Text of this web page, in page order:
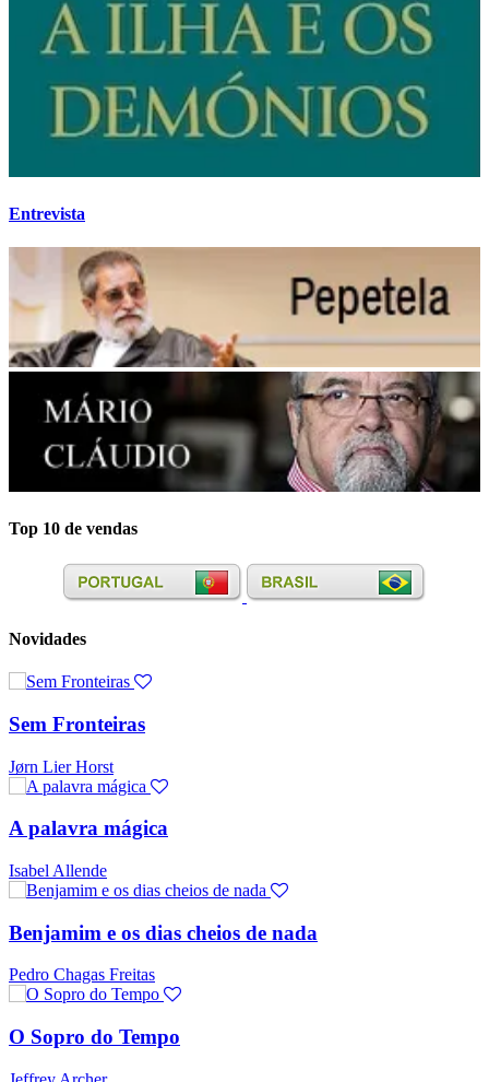
Entrevista
Top 10 de vendas
Novidades
Sem Fronteiras
Jørn Lier Horst
A palavra mágica
Isabel Allende
Benjamim e os dias cheios de nada
Pedro Chagas Freitas
O Sopro do Tempo